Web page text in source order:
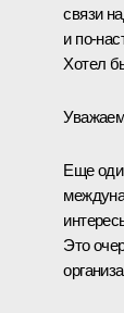
связи
и
Хотел
Еще
Это